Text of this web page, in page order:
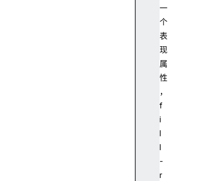
一
个
表
现
属
性
，
f
i
l
l
-
r